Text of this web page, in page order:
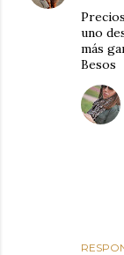
uno
más
Besos